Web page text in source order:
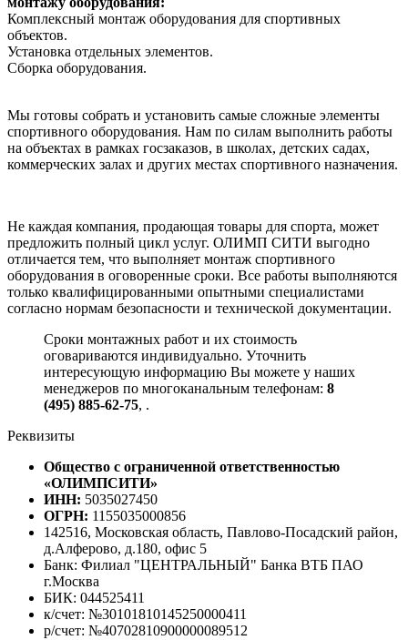
Комплексный монтаж оборудования для спортивных
объектов.
Установка отдельных элементов.
Сборка оборудования.
Мы готовы собрать и установить самые сложные элементы
спортивного оборудования. Нам по силам выполнить работы
на объектах в рамках госзаказов, в школах, детских садах,
коммерческих залах и других местах спортивного назначения.
Не каждая компания, продающая товары для спорта, может
предложить полный цикл услуг. ОЛИМП СИТИ выгодно
отличается тем, что выполняет монтаж спортивного
оборудования в оговоренные сроки. Все работы выполняются
только квалифицированными опытными специалистами
согласно нормам безопасности и технической документации.
Сроки монтажных работ и их стоимость
оговариваются индивидуально. Уточнить
интересующую информацию Вы можете у наших
менеджеров по многоканальным телефонам: 8
(495) 885-62-75, .
Реквизиты
Общество с ограниченной ответственностью
«ОЛИМПСИТИ»
ИНН: 5035027450
ОГРН: 1155035000856
142516, Московская область, Павлово-Посадский район,
д.Алферово, д.180, офис 5
Банк: Филиал "ЦЕНТРАЛЬНЫЙ" Банка ВТБ ПАО
г.Москва
БИК: 044525411
к/счет: №30101810145250000411
р/счет: №40702810900000089512